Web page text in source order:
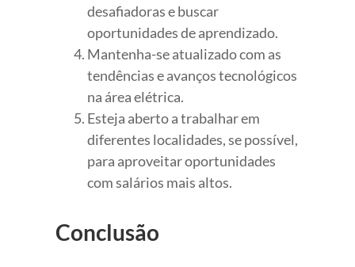
desafiadoras e buscar
oportunidades de aprendizado.
Mantenha-se atualizado com as
tendências e avanços tecnológicos
na área elétrica.
Esteja aberto a trabalhar em
diferentes localidades, se possível,
para aproveitar oportunidades
com salários mais altos.
Conclusão